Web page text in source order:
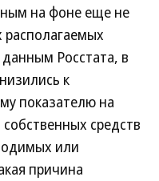
на фоне еще не
располагаемых
Росстата, в
к
показателю на
средств
или
причина